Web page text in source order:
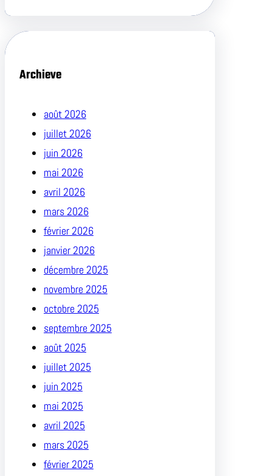
Archieve
août 2026
juillet 2026
juin 2026
mai 2026
avril 2026
mars 2026
février 2026
janvier 2026
décembre 2025
novembre 2025
octobre 2025
septembre 2025
août 2025
juillet 2025
juin 2025
mai 2025
avril 2025
mars 2025
février 2025